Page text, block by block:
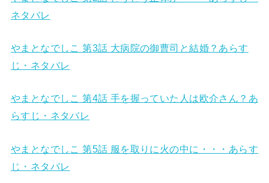
ネタバレ
やまとなでしこ 第3話 大病院の御曹司と結婚？あらす
じ・ネタバレ
やまとなでしこ 第4話 手を握っていた人は欧介さん？あ
らすじ・ネタバレ
やまとなでしこ 第5話 服を取りに火の中に・・・あらす
じ・ネタバレ